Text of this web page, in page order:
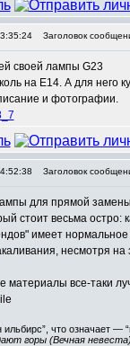
Заголовок
своей лампы G23
на E14. А для него
и фотографии.
Заголовок
для прямой
стоит весьма остро:
имеет
несмотря
материалы все-таки
что означает —
горы (Вечная